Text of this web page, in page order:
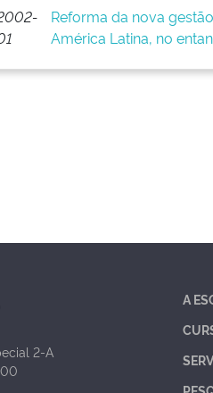
Reforma da nova
América Latina, no
2-A
A